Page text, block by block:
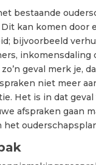
bestaande
kan komen door
bijvoorbeeld
inkomensdaling
geval merk je,
niet meer
Het is in dat
afspraken gaan
het